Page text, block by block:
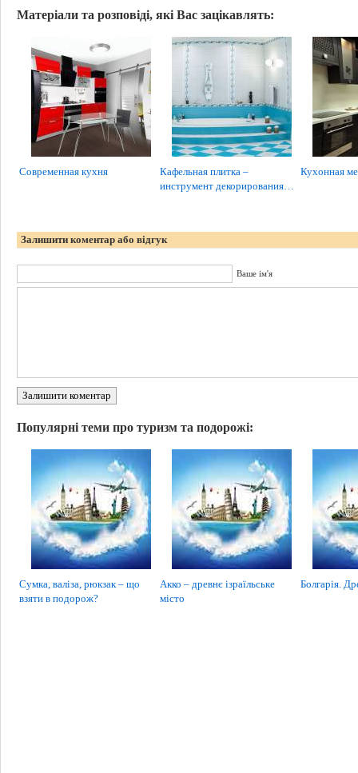
Матеріали та розповіді, які Вас зацікавлять:
Современная кухня
Кафельная плитка –
инструмент декорирования…
Кухонная
Залишити коментар або відгук
Ваше ім'я
Залишити коментар
Популярні теми про туризм та подорожі:
Сумка, валіза, рюкзак – що
взяти в подорож?
Акко – древнє ізраїльське
місто
Болгарія.